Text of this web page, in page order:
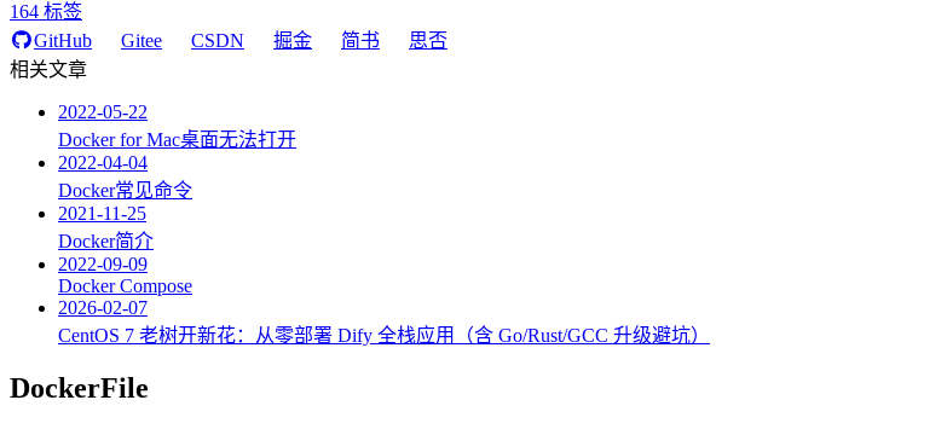
164 标签
GitHub
Gitee CSDN 掘金 简书
思否
相关文章
2022-05-22
Docker for Mac桌面无法打开
2022-04-04
Docker常见命令
2021-11-25
Docker简介
2022-09-09
Docker Compose
2026-02-07
CentOS 7 老树开新花：从零部署 Dify 全栈应用（含 Go/Rust/GCC 升级避坑）
DockerFile